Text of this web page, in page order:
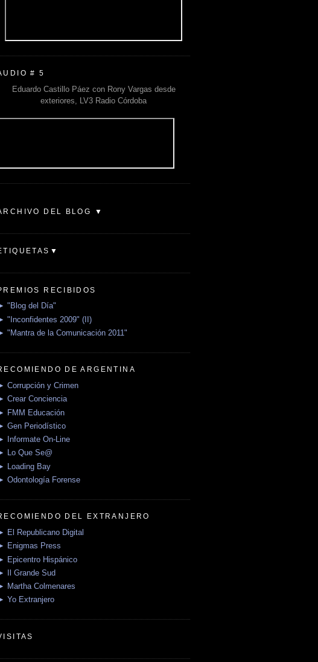
# 5
Eduardo Castillo Páez con Rony Vargas desde
exteriores, LV3 Radio Córdoba
DEL BLOG ▼
RECIBIDOS
"Blog del Día"
"Inconfidentes 2009" (II)
"Mantra de la Comunicación 2011"
DE ARGENTINA
Corrupción y Crimen
Crear Conciencia
FMM Educación
Gen Periodístico
Informate On-Line
Lo Que Se@
Loading Bay
Odontología Forense
DEL EXTRANJERO
El Republicano Digital
Enigmas Press
Epicentro Hispánico
Il Grande Sud
Martha Colmenares
Yo Extranjero